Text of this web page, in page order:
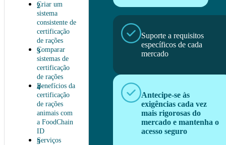
Criar um
sistema
consistente de
certificação
de rações
Comparar
sistemas de
certificação
de rações
Benefícios da
certificação
de rações
animais com
a FoodChain
ID
Serviços
Suporte a requisitos
específicos de cada
mercado
Antecipe-se às
exigências cada vez
mais rigorosas do
mercado e mantenha o
acesso seguro